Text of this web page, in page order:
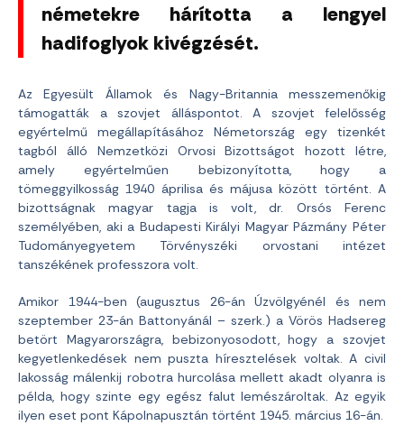
németekre hárította a lengyel
hadifoglyok kivégzését.
Az Egyesült Államok és Nagy-Britannia messzemenőkig
támogatták a szovjet álláspontot. A szovjet felelősség
egyértelmű megállapításához Németország egy tizenkét
tagból álló Nemzetközi Orvosi Bizottságot hozott létre,
amely egyértelműen bebizonyította, hogy a
tömeggyilkosság 1940 áprilisa és májusa között történt. A
bizottságnak magyar tagja is volt, dr. Orsós Ferenc
személyében, aki a Budapesti Királyi Magyar Pázmány Péter
Tudományegyetem Törvényszéki orvostani intézet
tanszékének professzora volt.
Amikor 1944-ben (augusztus 26-án Úzvölgyénél és nem
szeptember 23-án Battonyánál – szerk.) a Vörös Hadsereg
betört Magyarországra, bebizonyosodott, hogy a szovjet
kegyetlenkedések nem puszta híresztelések voltak. A civil
lakosság málenkij robotra hurcolása mellett akadt olyanra is
példa, hogy szinte egy egész falut lemészároltak. Az egyik
ilyen eset pont Kápolnapusztán történt 1945. március 16-án.